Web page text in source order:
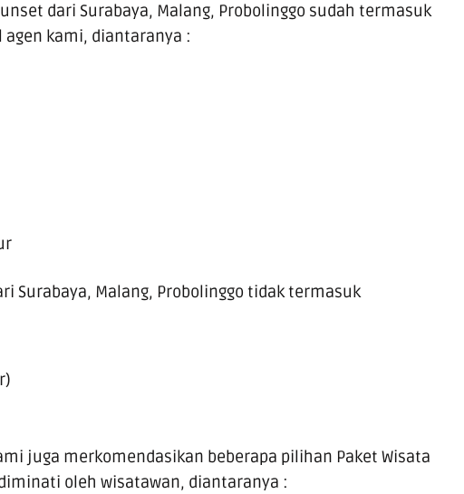
dari Surabaya, Malang, Probolinggo sudah termasuk
kami, diantaranya :
Surabaya, Malang, Probolinggo tidak termasuk
juga merkomendasikan beberapa pilihan Paket Wisata
oleh wisatawan, diantaranya :